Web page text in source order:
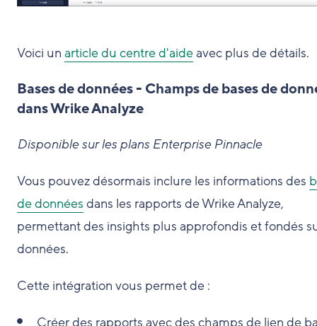
Voici un article du centre d'aideavec plus de détails.
Bases de données - Champs de bases de
dans Wrike Analyze
Disponible sur les plans Enterprise Pinnacle
Vous pouvez désormais inclure les informations des
de données dans les rapports de Wrike Analyze,
permettant des insights plus approfondis et fondés
données.
Cette intégration vous permet de :
Créer des rapports avec des champs de lien de